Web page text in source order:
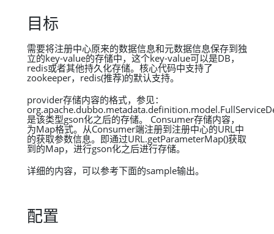
目标
需要将注册中心原来的数据信息和元数据信息保存到独
立的key-value的存储中，这个key-value可以是DB，
redis或者其他持久化存储。核心代码中支持了
zookeeper，redis(推荐)的默认支持。
provider存储内容的格式，参见：
是该类型gson化之后的存储。 Consumer存储内容，
为Map格式。从Consumer端注册到注册中心的URL中
的获取参数信息。即通过URL.getParameterMap()获取
到的Map，进行gson化之后进行存储。
详细的内容，可以参考下面的sample输出。
配置